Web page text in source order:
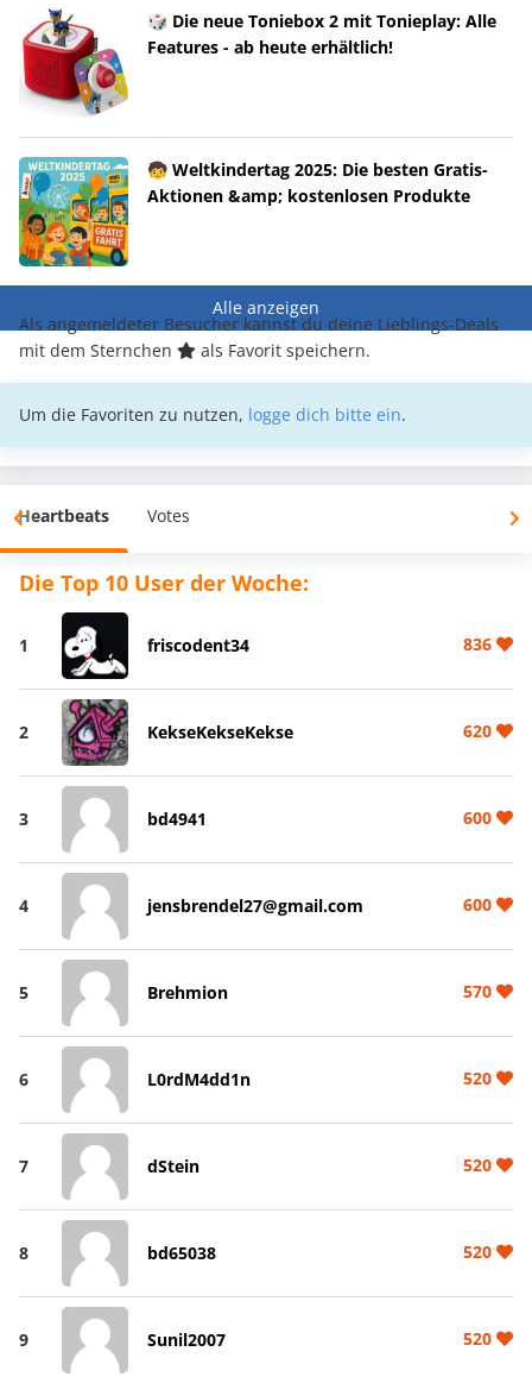
🎲 Die neue Toniebox 2 mit Tonieplay: Alle
Features - ab heute erhältlich!
🧒 Weltkindertag 2025: Die besten Gratis-
Aktionen &amp; kostenlosen Produkte
Alle anzeigen
Als angemeldeter Besucher kannst du deine Lieblings-Deals
mit dem Sternchen
als Favorit speichern.
Um die Favoriten zu nutzen, logge dich bitte ein.
Heartbeats Votes
Die Top 10 User der Woche:
1 friscodent34 836
2 KekseKekseKekse 620
3 bd4941 600
4 jensbrendel27@gmail.com 600
5 Brehmion 570
6 L0rdM4dd1n 520
7 dStein 520
8 bd65038 520
9 Sunil2007 520